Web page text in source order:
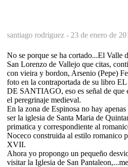
santiago rodriguez - 23 de enero de
No se porque se ha cortado...El Valle
San Lorenzo de Vallejo que citas,
con vieira y bordon, Arsenio (Pepe)
foto en la contraportada de su libro
DE SANTIAGO, eso es señal de que
el peregrinaje medieval.
En la zona de Espinosa no hay
ser la iglesia de Santa Maria de
primatica y correspondiente al
Noceco construida al estilo romanico
XVII.
Ahora yo propongo un pequeño
visitar la Iglesia de San